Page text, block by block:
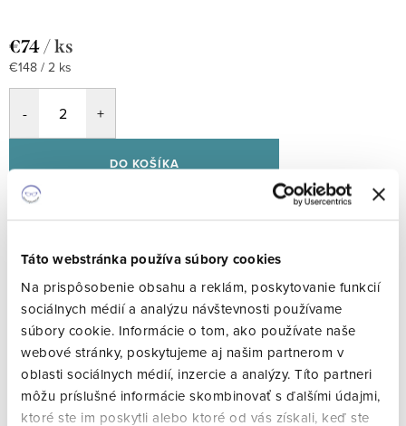
Táto webstránka používa súbory cookies
Na prispôsobenie obsahu a reklám, poskytovanie funkcií
sociálnych médií a analýzu návštevnosti používame
súbory cookie. Informácie o tom, ako používate naše
webové stránky, poskytujeme aj našim partnerom v
oblasti sociálnych médií, inzercie a analýzy. Títo partneri
môžu príslušné informácie skombinovať s ďalšími údajmi,
ktoré ste im poskytli alebo ktoré od vás získali, keď ste
€74/ ks
Jednotková
cena:
€148 / 2 ks
DO KOŠÍKA
€74/ ks
Jednotková
cena:
€148 / 2 ks